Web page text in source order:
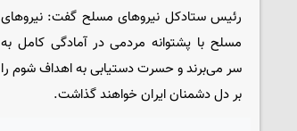
رئیس ستادکل نیروهای مسلح گفت: نیروهای
مسلح با پشتوانه مردمی در آمادگی کامل به
سر می‌برند و حسرت دستیابی به اهداف شوم را
بر دل دشمنان ایران خواهند گذاشت.